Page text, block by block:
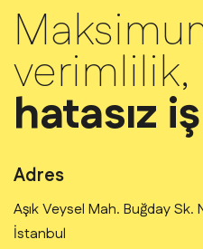
verimlilik,
hatasız
Adres
Aşık Veysel Mah. Buğday Sk.
İstanbul